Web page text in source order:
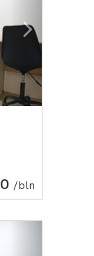
/bln